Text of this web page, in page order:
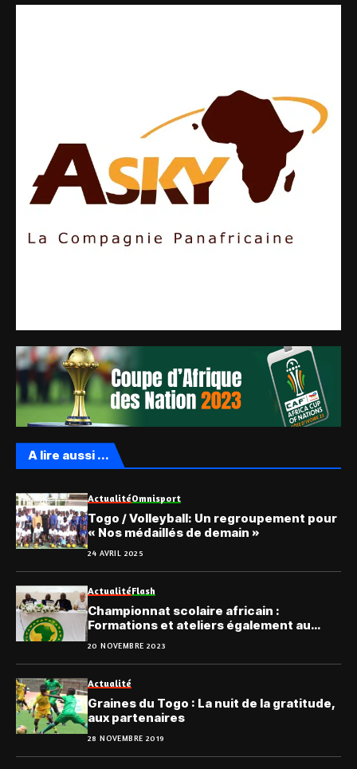
A lire aussi ...
ActualitéOmnisport
Togo / Volleyball: Un regroupement pour
« Nos médaillés de demain »
24 AVRIL 2025
ActualitéFlash
Championnat scolaire africain :
Formations et ateliers également au
menu
20 NOVEMBRE 2023
Actualité
Graines du Togo : La nuit de la gratitude,
aux partenaires
28 NOVEMBRE 2019